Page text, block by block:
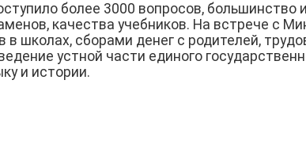
более 3000 вопросов,
качества учебников. На встрече с
в школах, сборами денег с родителей,
устной части единого
и истории.